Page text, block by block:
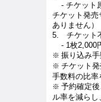
- チケット
チケット発売
ありません）
5. チケット
- 1枚2,000
※ 振り込み
※ チケット
手数料の比率
※ 予約確定
ル率を減ら